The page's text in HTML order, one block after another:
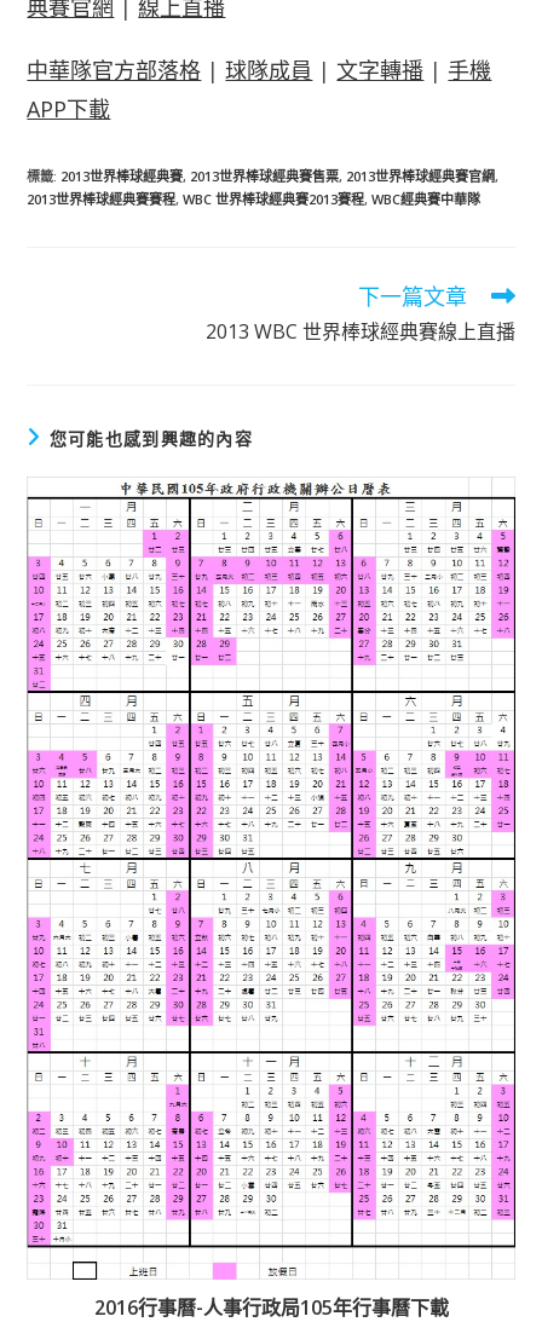
典賽官網 |線上直播
中華隊官方部落格 |球隊成員 | 文字轉播 | 手機
APP下載
標籤: 2013世界棒球經典賽, 2013世界棒球經典賽售票, 2013世界棒球經典賽官網,
2013世界棒球經典賽賽程, WBC 世界棒球經典賽2013賽程, WBC經典賽中華隊
下一篇文章
2013 WBC 世界棒球經典賽線上直播
您可能也感到興趣的內容
2016行事曆-人事行政局105年行事曆下載